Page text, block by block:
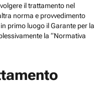
il trattamento nel
norma e provvedimento
primo luogo il Garante per la
la “Normativa